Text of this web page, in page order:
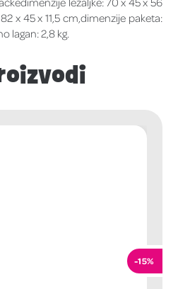
x 45 x 11,5 cm,dimenzije paketa:
lagan: 2,8 kg.
-15%